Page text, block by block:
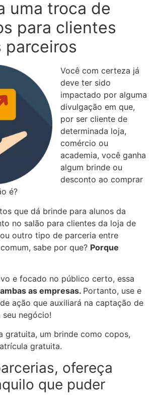
uma troca de
para clientes
parceiros
Você com certeza já
deve ter sido
impactado por alguma
divulgação em que,
por ser cliente de
determinada loja,
comércio ou
academia, você ganha
algum brinde ou
desconto ao comprar
é?
que dá brinde para alunos da
no salão para clientes da loja de
outro tipo de parceria entre
sabe por que? Porque
e focado no público certo, essa
as empresas. Portanto, use e
ação que auxiliará na captação de
seu negócio!
gratuita, um brinde como copos,
gratuita.
ofereça
que puder